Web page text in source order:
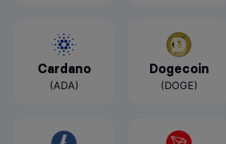
Cardano
(ADA)
Dogecoin
(DOGE)